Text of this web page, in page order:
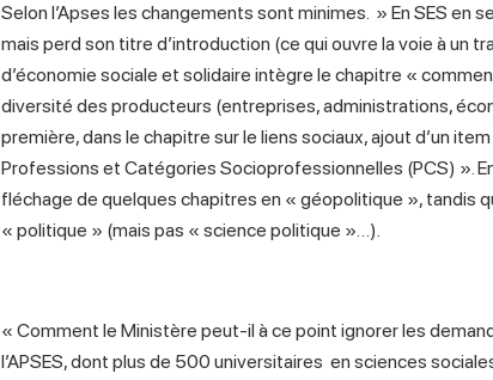
Selon l’Apses les changements sont minimes. » En SES
mais perd son titre d’introduction (ce qui ouvre la voie à un
d’économie sociale et solidaire intègre le chapitre «
diversité des producteurs (entreprises, administrations,
première, dans le chapitre sur le liens sociaux, ajout d’un
Professions et Catégories Socioprofessionnelles (PCS) ».
fléchage de quelques chapitres en « géopolitique », tandis
« politique » (mais pas « science politique »…).
« Comment le Ministère peut-il à ce point ignorer les
l’APSES, dont plus de 500 universitaires en sciences